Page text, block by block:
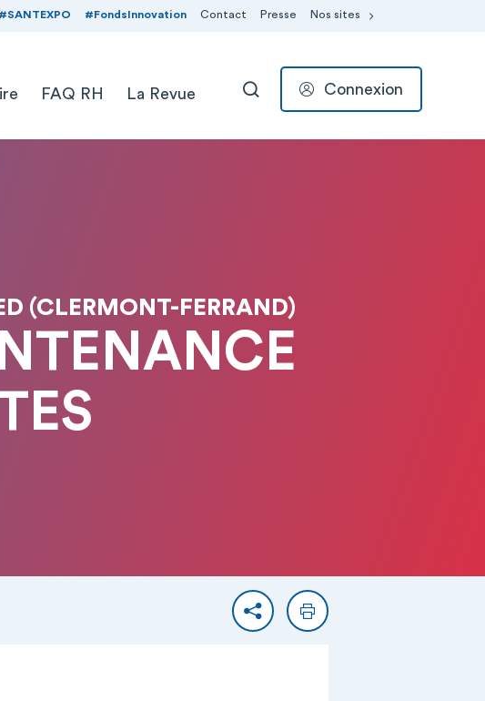
#SANTEXPO #FondsInnovation Contact Presse Nos sites
FAQ RH La Revue RECHERCHER
Connexion
(CLERMONT-FERRAND)
PartagerImprimer